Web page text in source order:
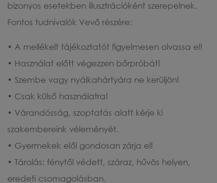
bizonyos esetekben illusztrációként szerepelnek.
Fontos tudnivalók Vevő részére:
• A mellékelt tájékoztatót figyelmesen olvassa el!
• Használat előtt végezzen bőrpróbát!
• Szembe vagy nyálkahártyára ne kerüljön!
• Csak külső használatra!
• Várandósság, szoptatás alatt kérje ki
szakembereink véleményét.
• Gyermekek elől gondosan zárja el!
• Tárolás: fénytől védett, száraz, hűvös helyen,
eredeti csomagolásban.